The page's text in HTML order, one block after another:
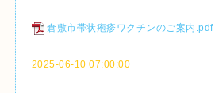
倉敷市帯状疱疹ワクチンのご案内.pdf
2025-06-10 07:00:00